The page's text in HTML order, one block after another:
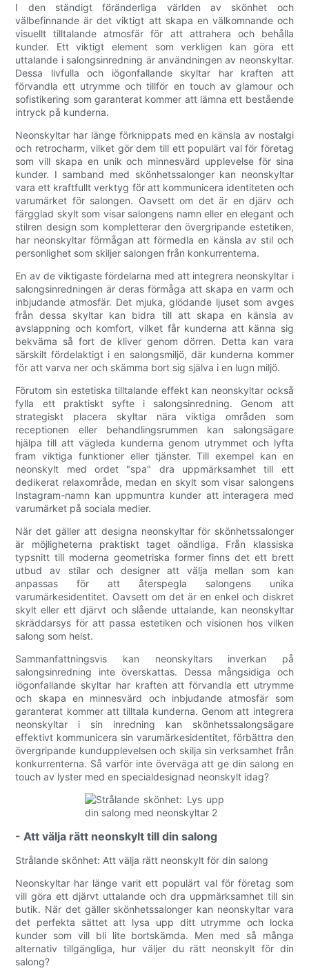
I den ständigt föränderliga världen av skönhet och
välbefinnande är det viktigt att skapa en välkomnande och
visuellt tilltalande atmosfär för att attrahera och behålla
kunder. Ett viktigt element som verkligen kan göra ett
uttalande i salongsinredning är användningen av neonskyltar.
Dessa livfulla och iögonfallande skyltar har kraften att
förvandla ett utrymme och tillför en touch av glamour och
sofistikering som garanterat kommer att lämna ett bestående
intryck på kunderna.
Neonskyltar har länge förknippats med en känsla av nostalgi
och retrocharm, vilket gör dem till ett populärt val för företag
som vill skapa en unik och minnesvärd upplevelse för sina
kunder. I samband med skönhetssalonger kan neonskyltar
vara ett kraftfullt verktyg för att kommunicera identiteten och
varumärket för salongen. Oavsett om det är en djärv och
färgglad skylt som visar salongens namn eller en elegant och
stilren design som kompletterar den övergripande estetiken,
har neonskyltar förmågan att förmedla en känsla av stil och
personlighet som skiljer salongen från konkurrenterna.
En av de viktigaste fördelarna med att integrera neonskyltar i
salongsinredningen är deras förmåga att skapa en varm och
inbjudande atmosfär. Det mjuka, glödande ljuset som avges
från dessa skyltar kan bidra till att skapa en känsla av
avslappning och komfort, vilket får kunderna att känna sig
bekväma så fort de kliver genom dörren. Detta kan vara
särskilt fördelaktigt i en salongsmiljö, där kunderna kommer
för att varva ner och skämma bort sig själva i en lugn miljö.
Förutom sin estetiska tilltalande effekt kan neonskyltar också
fylla ett praktiskt syfte i salongsinredning. Genom att
strategiskt placera skyltar nära viktiga områden som
receptionen eller behandlingsrummen kan salongsägare
hjälpa till att vägleda kunderna genom utrymmet och lyfta
fram viktiga funktioner eller tjänster. Till exempel kan en
neonskylt med ordet "spa" dra uppmärksamhet till ett
dedikerat relaxområde, medan en skylt som visar salongens
Instagram-namn kan uppmuntra kunder att interagera med
varumärket på sociala medier.
När det gäller att designa neonskyltar för skönhetssalonger
är möjligheterna praktiskt taget oändliga. Från klassiska
typsnitt till moderna geometriska former finns det ett brett
utbud av stilar och designer att välja mellan som kan
anpassas för att återspegla salongens unika
varumärkesidentitet. Oavsett om det är en enkel och diskret
skylt eller ett djärvt och slående uttalande, kan neonskyltar
skräddarsys för att passa estetiken och visionen hos vilken
salong som helst.
Sammanfattningsvis kan neonskyltars inverkan på
salongsinredning inte överskattas. Dessa mångsidiga och
iögonfallande skyltar har kraften att förvandla ett utrymme
och skapa en minnesvärd och inbjudande atmosfär som
garanterat kommer att tilltala kunderna. Genom att integrera
neonskyltar i sin inredning kan skönhetssalongsägare
effektivt kommunicera sin varumärkesidentitet, förbättra den
övergripande kundupplevelsen och skilja sin verksamhet från
konkurrenterna. Så varför inte överväga att ge din salong en
touch av lyster med en specialdesignad neonskylt idag?
- Att välja rätt neonskylt till din salong
Strålande skönhet: Att välja rätt neonskylt för din salong
Neonskyltar har länge varit ett populärt val för företag som
vill göra ett djärvt uttalande och dra uppmärksamhet till sin
butik. När det gäller skönhetssalonger kan neonskyltar vara
det perfekta sättet att lysa upp ditt utrymme och locka
kunder som vill bli lite bortskämda. Men med så många
alternativ tillgängliga, hur väljer du rätt neonskylt för din
salong?